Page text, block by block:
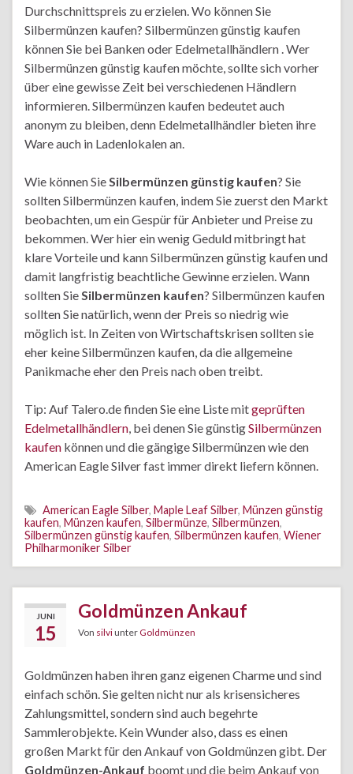
Durchschnittspreis zu erzielen. Wo können Sie
Silbermünzen kaufen? Silbermünzen günstig kaufen
können Sie bei Banken oder Edelmetallhändlern . Wer
Silbermünzen günstig kaufen möchte, sollte sich vorher
über eine gewisse Zeit bei verschiedenen Händlern
informieren. Silbermünzen kaufen bedeutet auch
anonym zu bleiben, denn Edelmetallhändler bieten ihre
Ware auch in Ladenlokalen an.
Wie können SieSilbermünzen günstig kaufen? Sie
sollten Silbermünzen kaufen, indem Sie zuerst den Markt
beobachten, um ein Gespür für Anbieter und Preise zu
bekommen. Wer hier ein wenig Geduld mitbringt hat
klare Vorteile und kann Silbermünzen günstig kaufen und
damit langfristig beachtliche Gewinne erzielen. Wann
sollten SieSilbermünzen kaufen? Silbermünzen kaufen
sollten Sie natürlich, wenn der Preis so niedrig wie
möglich ist. In Zeiten von Wirtschaftskrisen sollten sie
eher keine Silbermünzen kaufen, da die allgemeine
Panikmache eher den Preis nach oben treibt.
Tip: Auf Talero.de finden Sie eine Liste mitgeprüften
Edelmetallhändlern, bei denen Sie günstigSilbermünzen
kaufen können und die gängige Silbermünzen wie den
American Eagle Silver fast immer direkt liefern können.
American Eagle Silber, Maple Leaf Silber, Münzen günstig
kaufen, Münzen kaufen, Silbermünze, Silbermünzen,
Silbermünzen günstig kaufen, Silbermünzen kaufen, Wiener
Philharmoniker Silber
JUNI
15
Goldmünzen Ankauf
Von silviunter Goldmünzen
Goldmünzen haben ihren ganz eigenen Charme und sind
einfach schön. Sie gelten nicht nur als krisensicheres
Zahlungsmittel, sondern sind auch begehrte
Sammlerobjekte. Kein Wunder also, dass es einen
großen Markt für den Ankauf von Goldmünzen gibt. Der
Goldmünzen-Ankauf boomt und die beim Ankauf von